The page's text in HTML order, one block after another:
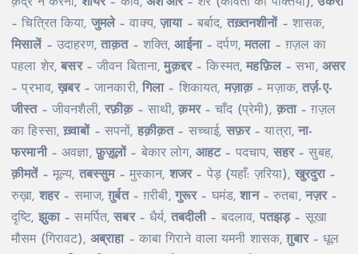
– चित्रित किया, जुमले– वाक्य,ज़ाया– बर्बाद, तख़्तनशीनों– शासक,
मिसालें– उदाहरण, ताक़त– शक्ति,आईना– दर्पण, मतला– ग़ज़ल का
पहला शेर,बसर– जीवन बिताना,मुक़द्दर– किस्मत,महफ़िल– सभा, असर
– प्रभाव,ख़बर– जानकारी, गिला– शिकायत, मज़ाक़– मज़ाक,तर्ज़-ए-
जीस्त– जीवनशैली, रफ़ीक़– साथी,क़मर– चाँद (प्रेमी), क़ता– ग़ज़ल
का हिस्सा,ख़्वाबों– सपनों, हक़ीक़त– सच्चाई, सफ़र– यात्रा,ना-
फरमानी– अवज्ञा, फ़ुज़ूलों– बेकार लोग, आहट– पदचाप, सहर– सुबह,
क़ीमतें– मूल्य, तबस्सुम– मुस्कान, शजर– पेड़ (यहाँ: ज़रिया), खुरदुरा–
रुख़ा, शहर– समाज,ग़ुर्बत– ग़रीबी, गुरूर– घमंड,शान– रुतबा, नज़र–
दृष्टि, झुका– समर्पित,सबर– धैर्य, तबदीली– बदलाव, पतझड़– सूखा
मौसम (गिरावट), अब्राहा– काबा गिराने वाला यमनी शासक,ग़ुबार– धूल